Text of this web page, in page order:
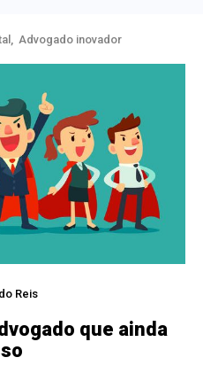
Advogado inovador
Reis
que ainda